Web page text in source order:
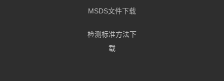
MSDS文件下载
检测标准方法下
载